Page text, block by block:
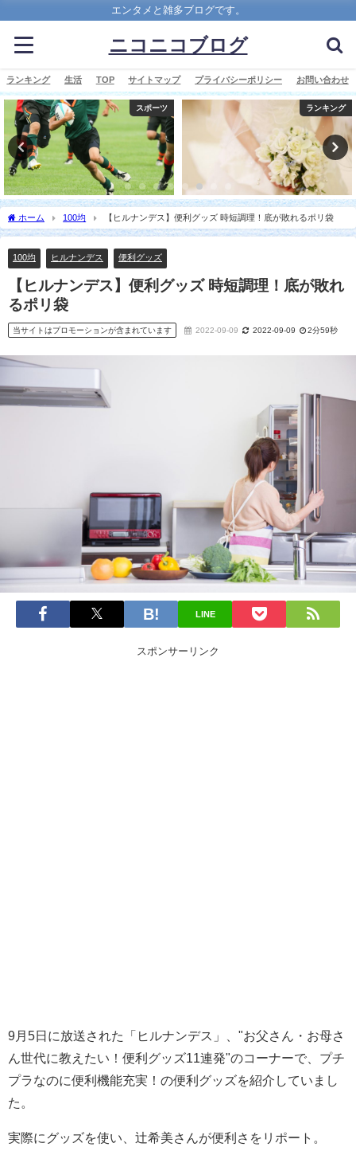
エンタメと雑多ブログです。
ニコニコブログ
ランキング 生活 TOP サイトマップ プライバシーポリシー お問い合わせ
スポーツ ランキング
ホーム 100均 【ヒルナンデス】便利グッズ 時短調理！底が敗れるポリ袋
100均 ヒルナンデス 便利グッズ
【ヒルナンデス】便利グッズ 時短調理！底が敗れ
るポリ袋
当サイトはプロモーションが含まれています 2022-09-09 2022-09-09 2分59秒
LINE
スポンサーリンク
9月5日に放送された「ヒルナンデス」、"お父さん・お母さ
ん世代に教えたい！便利グッズ11連発"のコーナーで、プチ
プラなのに便利機能充実！の便利グッズを紹介していまし
た。
実際にグッズを使い、辻希美さんが便利さをリポート。